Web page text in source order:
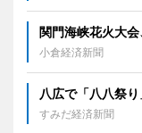
関門海峡花火大
小倉経済新聞
八広で「八八祭
すみだ経済新聞